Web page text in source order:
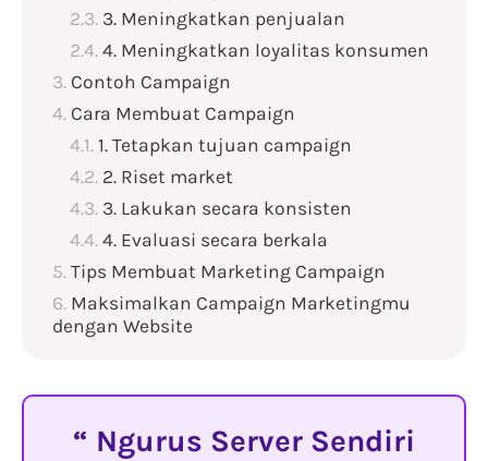
3. Meningkatkan penjualan
4. Meningkatkan loyalitas konsumen
Contoh Campaign
Cara Membuat Campaign
1. Tetapkan tujuan campaign
2. Riset market
3. Lakukan secara konsisten
4. Evaluasi secara berkala
Tips Membuat Marketing Campaign
Maksimalkan Campaign Marketingmu
dengan Website
Ngurus Server Sendiri